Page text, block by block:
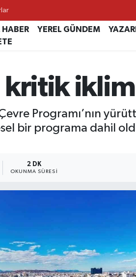
HABER YEREL GÜNDEM
iklim
Programı’nın
bir programa dahil
2 DK
OKUNMA SÜRESI